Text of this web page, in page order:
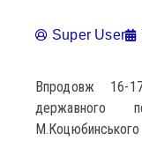
Super User
Впродовж 16-
державного